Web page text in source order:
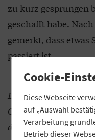
zu kurz gesprungen
geschafft habe.
gemerkt, dass
passiert ist.
Durch den
Olympischen
damit um?
Cookie-
Diese Webseite
auf „Auswahl
Verarbeitung
Betrieb dieser